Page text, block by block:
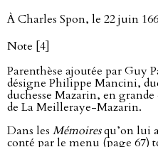
À Charles Spon, le 22 juin
Note [4]
Parenthèse ajoutée par Guy
désigne Philippe Mancini,
duchesse Mazarin, en
de La Meilleraye-Mazarin.
Dans les Mémoiresqu’on lui
conté par le menu (page 67)